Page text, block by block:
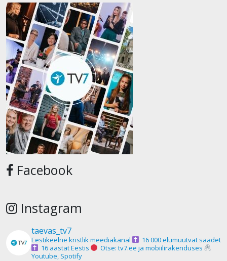
Facebook
Instagram
taevas_tv7
Eestikeelne kristlik meediakanal
16 000 elumuutvat saadet
16 aastat Eestis
Otse: tv7.ee ja mobiilirakenduses
Youtube, Spotify